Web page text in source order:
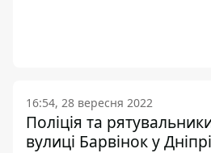
16:54, 28 вересня 2022
Поліція та
вулиці Барвінок у